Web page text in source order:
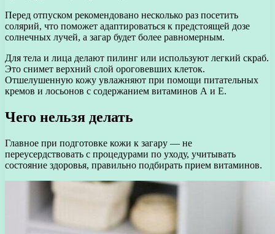
Перед отпуском рекомендовано несколько раз посетить
солярий, что поможет адаптироваться к предстоящей дозе
солнечных лучей, а загар будет более равномерным.
Для тела и лица делают пилинг или используют легкий скраб.
Это снимет верхний слой ороговевших клеток.
Отшелушенную кожу увлажняют при помощи питательных
кремов и лосьонов с содержанием витаминов А и Е.
Чего нельзя делать
Главное при подготовке кожи к загару — не
переусердствовать с процедурами по уходу, учитывать
состояние здоровья, правильно подбирать прием витаминов.